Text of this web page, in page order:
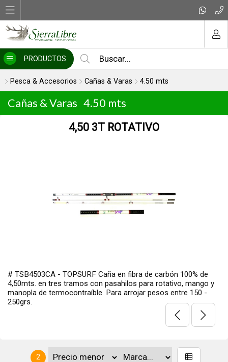
PRODUCTOS
Pesca & Accesorios Cañas & Varas 4.50 mts
Cañas & Varas 4.50 mts
4,50 3T ROTATIVO
# TSB4503CA - TOPSURF Caña en fibra de carbón 100% de
4,50mts. en tres tramos con pasahilos para rotativo, mango y
manopla de termocontraíble. Para arrojar pesos entre 150 -
250grs.
2